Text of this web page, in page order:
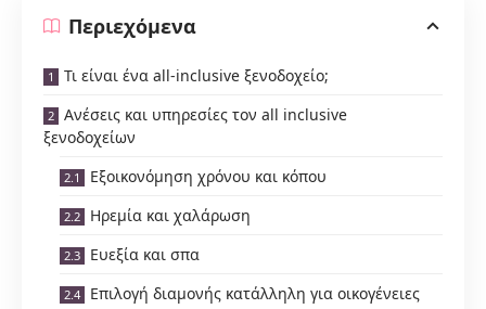
Περιεχόμενα
Τι είναι ένα all-inclusive ξενοδοχείο;
Ανέσεις και υπηρεσίες τον all inclusive
ξενοδοχείων
Εξοικονόμηση χρόνου και κόπου
Ηρεμία και χαλάρωση
Ευεξία και σπα
Επιλογή διαμονής κατάλληλη για οικογένειες